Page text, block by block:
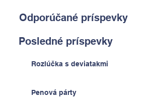
Odporúčané príspevky
Posledné príspevky
Rozlúčka s deviatakmi
Penová párty